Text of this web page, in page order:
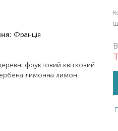
Франція
фруктовий квітковий
лимонналимон